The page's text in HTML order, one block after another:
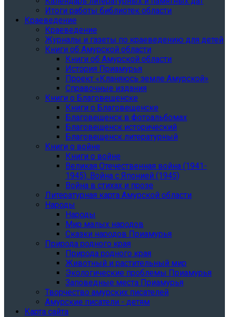
Итоги работы библиотек области
Краеведение
Краеведение
Журналы и газеты по краеведению для детей
Книги об Амурской области
Книги об Амурской области
История Приамурья
Проект «Кланяюсь земле Амурской»
Справочные издания
Книги о Благовещенске
Книги о Благовещенске
Благовещенск в фотоальбомах
Благовещенск исторический
Благовещенск литературный
Книги о войне
Книги о войне
Великая Отечественная война (1941-
1945). Война с Японией (1945)
Война в стихах и прозе
Литературная карта Амурской области
Народы
Народы
Мир малых народов
Сказки народов Приамурья
Природа родного края
Природа родного края
Животный и растительный мир
Экологические проблемы Приамурья
Заповедные места Приамурья
Творчество амурских писателей
Амурские писатели - детям
Карта сайта